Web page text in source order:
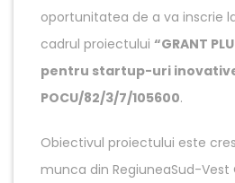
oportunitatea de a va inscrie
cadrul proiectului “GRANT
pentru startup-uri
POCU/82/3/7/105600.
Obiectivul proiectului este
munca din RegiuneaSud-Vest